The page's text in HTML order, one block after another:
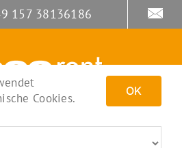
157 38136186
Cookies.
OK